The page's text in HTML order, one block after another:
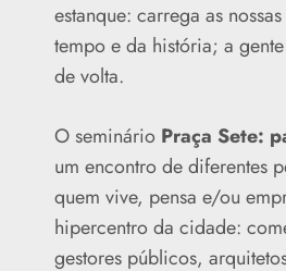
estanque: carrega as
tempo e da história; a
de volta.
O seminário Praça Sete:
um encontro de diferentes
quem vive, pensa e/ou
hipercentro da cidade:
gestores públicos,